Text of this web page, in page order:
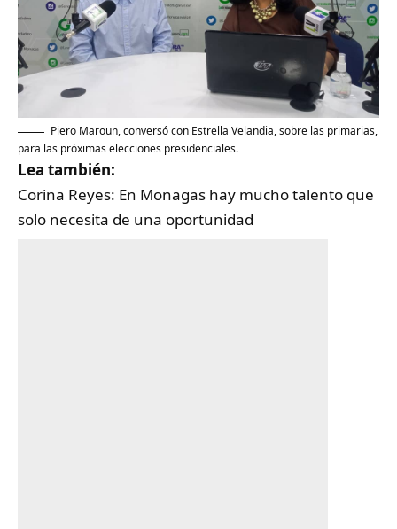
Piero Maroun, conversó con Estrella Velandia, sobre las primarias,
para las próximas elecciones presidenciales.
Lea también:
Corina Reyes: En Monagas hay mucho talento que
solo necesita de una oportunidad